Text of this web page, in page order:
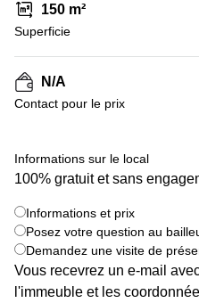
Coworking
Nice
Centres
Lyon
Centre
Montpellier
150 m²
Superficie
N/A
Contact pour le prix
Informations sur le local
100% gratuit et sans
Informations et prix
Posez votre question au
Demandez une visite de
Vous recevrez un e-mail
l'immeuble et les